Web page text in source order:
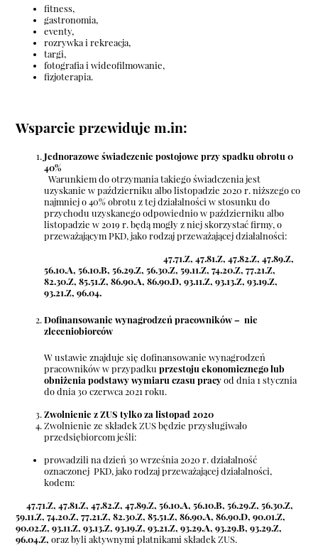
fitness,
gastronomia,
eventy,
rozrywka i rekreacja,
targi,
fotografia i wideofilmowanie,
fizjoterapia.
Wsparcie przewiduje m.in:
Jednorazowe świadczenie postojowe przy spadku obrotu 0
40%
Warunkiem do otrzymania takiego świadczenia jest
uzyskanie w październiku albo listopadzie 2020 r. niższego co
najmniej o 40% obrotu z tej działalności w stosunku do
przychodu uzyskanego odpowiednio w październiku albo
listopadzie w 2019 r. będą mogły z niej skorzystać firmy, o
przeważającym PKD, jako rodzaj przeważającej działalności:
47.71.Z, 47.81.Z, 47.82.Z, 47.89.Z,
56.10.A, 56.10.B, 56.29.Z, 56.30.Z, 59.11.Z, 74.20.Z, 77.21.Z,
82.30.Z, 85.51.Z, 86.90.A, 86.90.D, 93.11.Z, 93.13.Z, 93.19.Z,
93.21.Z, 96.04.
Dofinansowanie wynagrodzeń pracowników – nie
zleceniobiorców
W ustawie znajduje się dofinansowanie wynagrodzeń
pracowników w przypadkuprzestoju ekonomicznego lub
obniżenia podstawy wymiaru czasu pracyod dnia 1 stycznia
do dnia 30 czerwca 2021 roku.
Zwolnienie z ZUS tylko za listopad 2020
Zwolnienie ze składek ZUS będzie przysługiwało
przedsiębiorcom jeśli:
prowadzili na dzień 30 września 2020 r. działalność
oznaczonej PKD, jako rodzaj przeważającej działalności,
kodem:
47.71.Z, 47.81.Z, 47.82.Z, 47.89.Z, 56.10.A, 56.10.B, 56.29.Z, 56.30.Z,
59.11.Z, 74.20.Z, 77.21.Z, 82.30.Z, 85.51.Z, 86.90.A, 86.90.D, 90.01.Z,
90.02.Z, 93.11.Z, 93.13.Z, 93.19.Z, 93.21.Z, 93.29.A, 93.29.B, 93.29.Z,
96.04.Z, oraz byli aktywnymi płatnikami składek ZUS.